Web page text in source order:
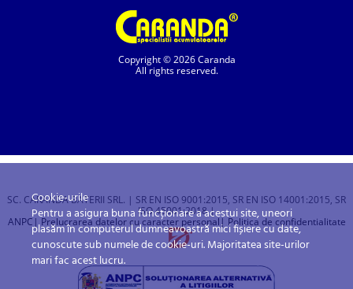
Copyright © 2026 Caranda
All rights reserved.
SC. CARANDA BATERII SRL. | SR EN ISO 9001:2015, SR EN ISO 14001:2015, SR
ISO 45001:2018 |
ANPC | Prelucrarea datelor cu caracter personal| Politica de confidentialitate
Cookie-urile
Pentru a asigura buna funcționare a acestui site, uneori
plasăm în computerul dumneavoastră mici fișiere cu date,
cunoscute sub numele de cookie-uri. Majoritatea site-urilor
mari fac acest lucru.